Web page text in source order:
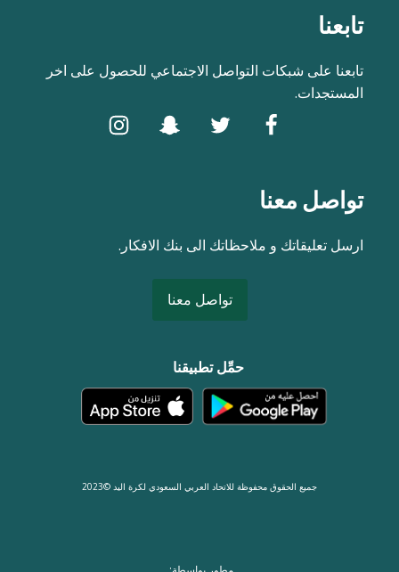
تابعنا
تابعنا على شبكات التواصل الاجتماعي للحصول على اخر
المستجدات.
تواصل معنا
ارسل تعليقاتك و ملاحظاتك الى بنك الافكار.
تواصل معنا
حمِّل تطبيقنا
جميع الحقوق محفوظة للاتحاد العربي السعودي لكرة اليد ©2023